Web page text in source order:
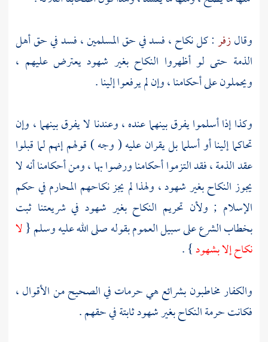
وقالزفر: كل نكاح ، فسد في حق المسلمين ، فسد في حق أهل
الذمة حتى لو أظهروا النكاح بغير شهود يعترض عليهم ،
ويحملون على أحكامنا ، وإن لم يرفعوا إلينا .
وكذا إذا أسلموا يفرق بينهما عنده ، وعندنا لا يفرق بينهما ، وإن
تحاكما إلينا أو أسلما بل يقران عليه ( وجه ) قولهم إنهم لما قبلوا
عقد الذمة ، فقد التزموا أحكامنا ورضوا بها ، ومن أحكامنا أنه لا
يجوز النكاح بغير شهود ، ولهذا لم يجز نكاحهم المحارم في حكم
الإسلام ; ولأن تحريم النكاح بغير شهود في شريعتنا ثبت
بخطاب الشرع على سبيل العموم بقوله صلى الله عليه وسلم {لا
نكاح إلا بشهود} .
والكفار مخاطبون بشرائع هي حرمات في الصحيح من الأقوال ،
فكانت حرمة النكاح بغير شهود ثابتة في حقهم .